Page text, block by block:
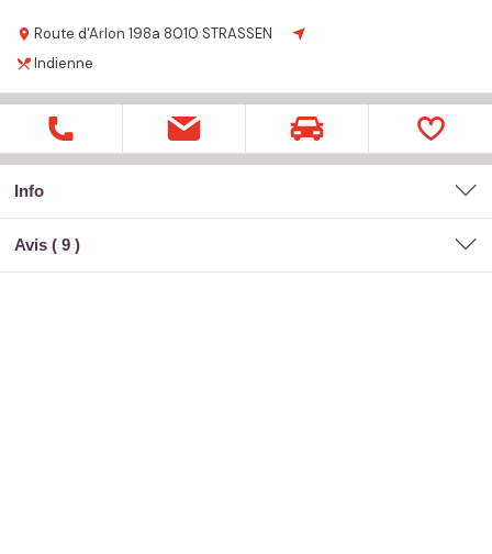
Route d'Arlon 198a 8010 STRASSEN
Indienne
Info
Avis ( 9 )